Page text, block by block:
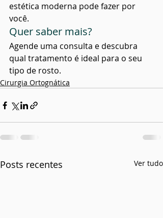
estética moderna pode fazer por
você.
Quer saber mais?
Agende uma consulta e descubra
qual tratamento é ideal para o seu
tipo de rosto.
Cirurgia Ortognática
Posts recentes Ver tudo